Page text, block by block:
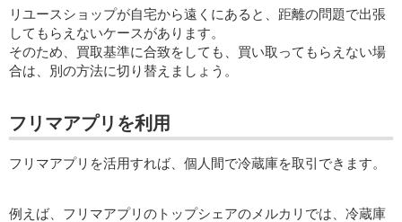
リユースショップが自宅から遠くにあると、距離の問題で出張
してもらえないケースがあります。
そのため、買取基準に合致をしても、買い取ってもらえない場
合は、別の方法に切り替えましょう。
フリマアプリを利用
フリマアプリを活用すれば、個人間で冷蔵庫を取引できます。
例えば、フリマアプリのトップシェアのメルカリでは、冷蔵庫